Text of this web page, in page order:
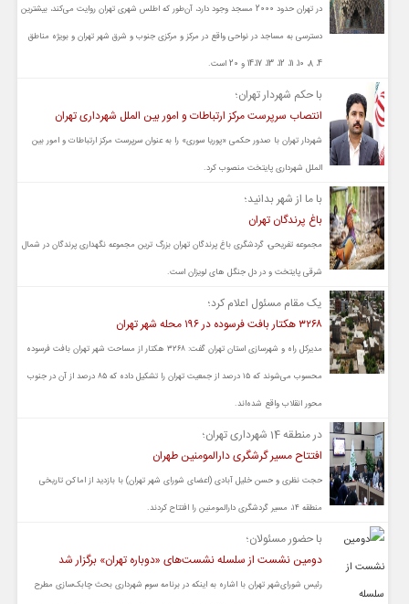
در تهران حدود 2000 مسجد وجود دارد، آن‌طور که اطلس شهری تهران روایت می‌کند، بیشترین
دسترسی به مساجد در نواحی واقع در مرکز و مرکزی جنوب و شرق شهر تهران و بویژه مناطق
4، 8، 10، 11، 12، 13، 14،17 و 20 است.
با حکم شهردار تهران؛
انتصاب سرپرست مرکز ارتباطات و امور بین الملل شهرداری تهران
شهردار تهران با صدور حکمی «پوریا سوری» را به عنوان سرپرست مرکز ارتباطات و امور بین
الملل شهرداری پایتخت منصوب کرد.
با ما از شهر بدانید؛
باغ پرندگان تهران
مجموعه تفریحی، گردشگری باغ پرندگان تهران بزرگ ترین مجموعه نگهداری پرندگان در شمال
شرقی پایتخت و در دل جنگل های لویزان است.
یک مقام مسئول اعلام کرد؛
۳۲۶۸ هکتار بافت فرسوده در ۱۹۶ محله شهر تهران
مدیرکل راه و شهرسازی استان تهران گفت: ۳۲۶۸ هکتار از مساحت شهر تهران بافت فرسوده
محسوب می‌شوند که ۱۵ درصد از جمعیت تهران را تشکیل داده که ۸۵ درصد از آن در جنوب
محور انقلاب واقع شده‌اند.
در منطقه 14 شهرداری تهران؛
افتتاح مسیر گرشگری دارالمومنین طهران
حجت نظری و حسن خلیل آبادی (اعضای شورای شهر تهران) با بازدید از اماکن تاریخی
منطقه ۱۴، مسیر گردشگری دارالمومنین را افتتاح کردند.
با حضور مسئولان؛
دومین نشست از سلسله نشست‌های «دوباره تهران» برگزار شد
رئیس شورای‌شهر تهران با اشاره به اینکه در برنامه سوم شهرداری بحث چابک‌سازی مطرح